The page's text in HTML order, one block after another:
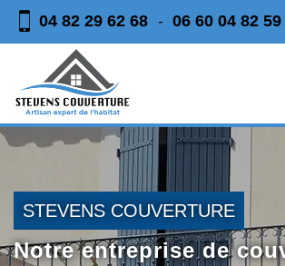
04 82 29 62 68 - 06 60 04 82 59
STEVENS COUVERTURE
Notre entreprise de